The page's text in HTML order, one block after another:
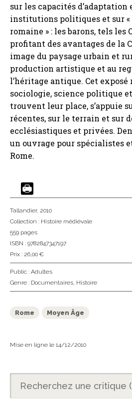
sur les capacités
institutions politiques et sur «
romaine » : les barons, tels les
profitant des avantages de la
image du paysage urbain et
production artistique et au
l’héritage antique. Cet exposé
sociologie, science politique
trouvent leur place, s’appuie
récentes, sur le terrain et sur
ecclésiastiques et privées.
un ouvrage pour spécialistes
Rome.
Tallandier, 2010
Collection : Histoire médiévale
559 pages
ISBN : 9782847347197
Prix : 26,00 €
Public : Adultes
Genre : Documentaires, Histoire
Rome Moyen Âge
Mise en ligne le 14/12/2010